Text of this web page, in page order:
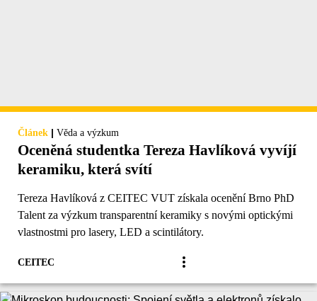
Článek | Věda a výzkum
Oceněná studentka Tereza Havlíková vyvíjí
keramiku, která svítí
Tereza Havlíková z CEITEC VUT získala ocenění Brno PhD
Talent za výzkum transparentní keramiky s novými optickými
vlastnostmi pro lasery, LED a scintilátory.
CEITEC